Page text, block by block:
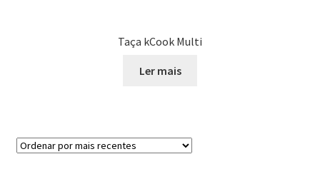
Taça kCook Multi
Ler mais